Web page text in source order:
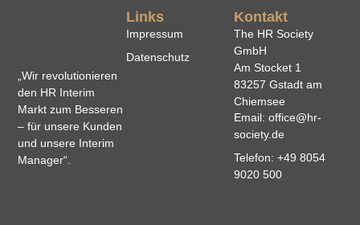
„Wir revolutionieren
den HR Interim
Markt zum Besseren
– für unsere Kunden
und unsere Interim
Manager“.
Links
Impressum
Datenschutz
Kontakt
The HR Society
GmbH
Am Stocket 1
83257 Gstadt am
Chiemsee
Email: office@hr-
society.de
Telefon: +49 8054
9020 500